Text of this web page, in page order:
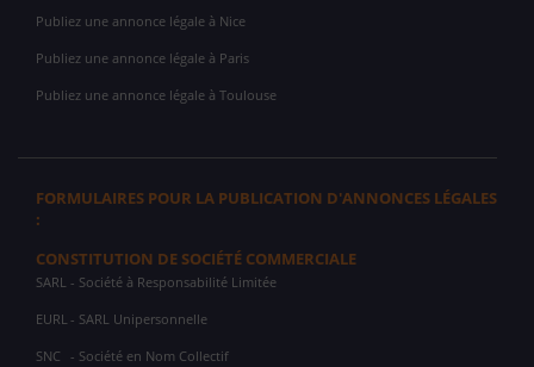
Publiez une annonce légale à Nice
Publiez une annonce légale à Paris
Publiez une annonce légale à Toulouse
FORMULAIRES POUR LA PUBLICATION D'ANNONCES LÉGALES
:
CONSTITUTION DE SOCIÉTÉ COMMERCIALE
SARL - Société à Responsabilité Limitée
EURL - SARL Unipersonnelle
SNC - Société en Nom Collectif